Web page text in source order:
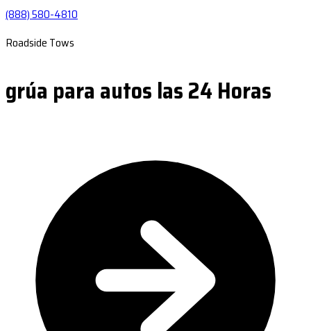
(888) 580-4810
Roadside Tows
grúa para autos las 24 Horas